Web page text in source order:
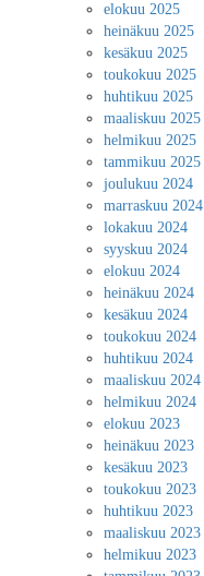
elokuu 2025
heinäkuu 2025
kesäkuu 2025
toukokuu 2025
huhtikuu 2025
maaliskuu 2025
helmikuu 2025
tammikuu 2025
joulukuu 2024
marraskuu 2024
lokakuu 2024
syyskuu 2024
elokuu 2024
heinäkuu 2024
kesäkuu 2024
toukokuu 2024
huhtikuu 2024
maaliskuu 2024
helmikuu 2024
elokuu 2023
heinäkuu 2023
kesäkuu 2023
toukokuu 2023
huhtikuu 2023
maaliskuu 2023
helmikuu 2023